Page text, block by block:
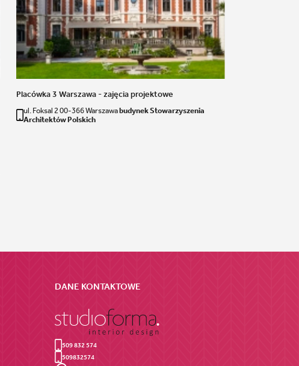
Placówka 3 Warszawa - zajęcia projektowe
ul. Foksal 2 00-366 Warszawabudynek Stowarzyszenia
Architektów Polskich
DANE KONTAKTOWE
509 832 574
509832574